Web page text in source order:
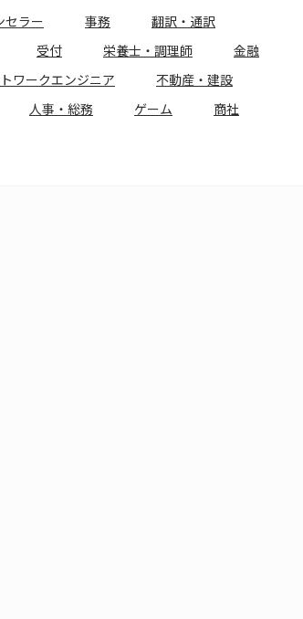
セラー 事務
翻訳・通訳
受付 栄養士・調理師
金融
ワークエンジニア
不動産・建設
人事・総務 ゲーム
商社